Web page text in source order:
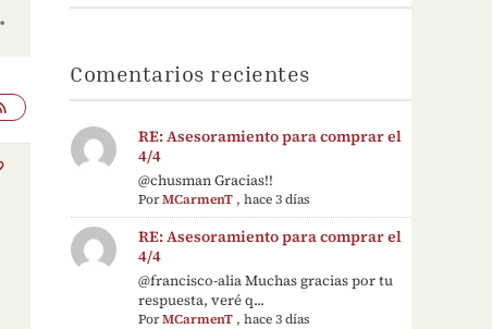
Comentarios recientes
RE: Asesoramiento para comprar el
4/4
@chusman Gracias!!
PorMCarmenT ,hace 3 días
RE: Asesoramiento para comprar el
4/4
@francisco-alia Muchas gracias por tu
respuesta, veré q...
PorMCarmenT ,hace 3 días